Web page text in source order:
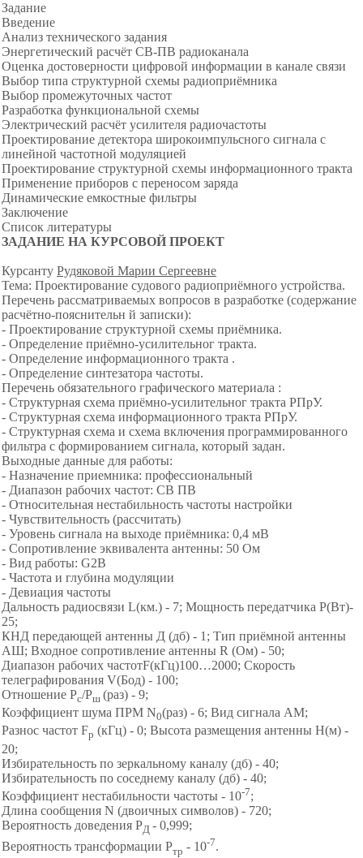
Задание
Введение
Анализ технического задания
Энергетический расчёт СВ-ПВ радиоканала
Оценка достоверности цифровой информации в канале связи
Выбор типа структурной схемы радиоприёмника
Выбор промежуточных частот
Разработка функциональной схемы
Электрический расчёт усилителя радиочастоты
Проектирование детектора широкоимпульсного сигнала с
линейной частотной модуляцией
Проектирование структурной схемы информационного тракта
Применение приборов с переносом заряда
Динамические емкостные фильтры
Заключение
Список литературы
ЗАДАНИЕ НА КУРСОВОЙ ПРОЕКТ
Курсанту Рудяковой Марии Сергеевне
Тема: Проектирование судового радиоприёмного устройства.
Перечень рассматриваемых вопросов в разработке (содержание
расчётно-пояснительн й записки):
- Проектирование структурной схемы приёмника.
- Определение приёмно-усилительног тракта.
- Определение информационного тракта .
- Определение синтезатора частоты.
Перечень обязательного графического материала :
- Структурная схема приёмно-усилительног тракта РПрУ.
- Структурная схема информационного тракта РПрУ.
- Структурная схема и схема включения программированного
фильтра с формированием сигнала, который задан.
Выходные данные для работы:
- Назначение приемника: профессиональный
- Диапазон рабочих частот: СВ ПВ
- Относительная нестабильность частоты настройки
- Чувствительность (рассчитать)
- Уровень сигнала на выходе приёмника: 0,4 мВ
- Сопротивление эквивалента антенны: 50 Ом
- Вид работы: G2B
- Частота и глубина модуляции
- Девиация частоты
Дальность радиосвязи L(км.) - 7; Мощность передатчика Р(Вт)-
25;
КНД передающей антенны Д (дб) - 1; Тип приёмной антенны
АШ; Входное сопротивление антенны R (Ом) - 50;
Диапазон рабочих частотF(кГц)100…2000; Скорость
телеграфирования V(Бод) - 100;
Отношение Pс/Pш (раз) - 9;
Коэффициент шума ПРМ N0(раз) - 6; Вид сигнала АМ;
Разнос частот Fp (кГц) - 0; Высота размещения антенны H(м) -
20;
Избирательность по зеркальному каналу (дб) - 40;
Избирательность по соседнему каналу (дб) - 40;
Коэффициент нестабильности частоты - 10-7;
Длина сообщения N (двоичных символов) - 720;
Вероятность доведения РД - 0,999;
Вероятность трансформации Pтр - 10-7.